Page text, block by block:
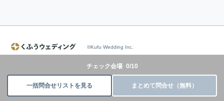
チェック会場 0/10
一括問合せリストを見る まとめて問合せ（無料）
©Kufu Wedding Inc.